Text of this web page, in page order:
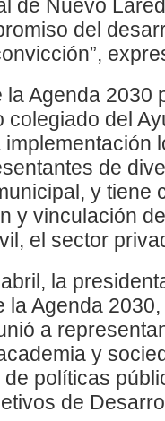
de Nuevo
del
Agenda 2030
colegiado del
de
y tiene
y vinculación
el sector
la
la Agenda
a
y
políticas
de